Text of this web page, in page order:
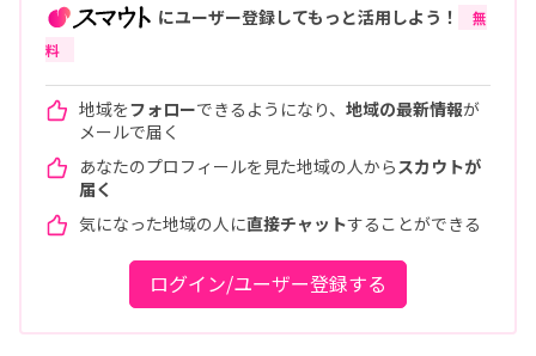
にユーザー登録してもっと活用しよう！
無
料
地域をフォローできるようになり、 地域の最新情報が
メールで届く
あなたのプロフィールを見た地域の人から スカウトが
届く
気になった地域の人に直接チャットすることができる
ログイン/ユーザー登録する